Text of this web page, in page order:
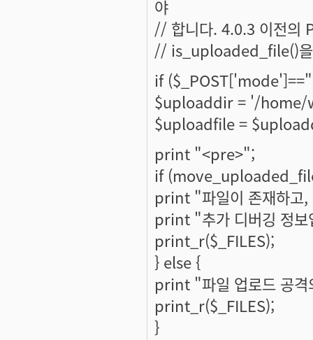
야
// 합니다. 4.0.3 이전의
// is_uploaded_file()을
if
$uploaddir = '/
$uploadfile =
print "<pre>";
if
print "파일이 존재하고,
print "추가 디버깅 정
print_r($_FILES);
} else {
print "파일 업로드 공격
print_r($_FILES);
}